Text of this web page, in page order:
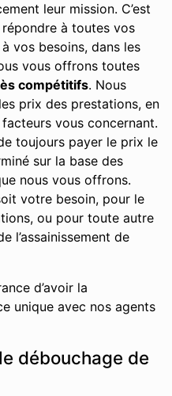
leur mission. C’est
à toutes vos
vos besoins, dans les
vous offrons toutes
compétitifs. Nous
prix des prestations, en
vous concernant.
toujours payer le prix le
sur la base des
nous vous offrons.
votre besoin, pour le
ou pour toute autre
l’assainissement de
d’avoir la
unique avec nos agents
débouchage de